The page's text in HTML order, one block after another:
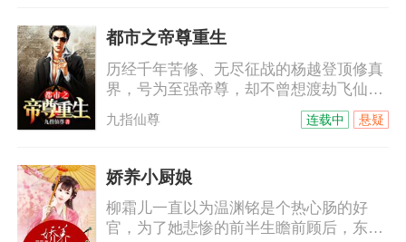
谶，她去哪哪儿出事，走哪哪儿死人……
跟我玩心机？看我斗智斗勇还得斗笑里藏
刀杀人不见血的钺王殿下！
都市之帝尊重生
历经千年苦修、无尽征战的杨越登顶修真
界，号为至强帝尊，却不曾想渡劫飞仙之
时因心魔、暗算而陨落，却意外重回千年
前的少年时代。上一世我登临绝顶、俯瞰
仅要打破前世桎梏、破劫飞仙，亦将不负
前尘不负卿。
九指仙尊 悬疑
连载中
娇养小厨娘
柳霜儿一直以为温渊铭是个热心肠的好
官，为了她悲惨的前半生瞻前顾后，东奔